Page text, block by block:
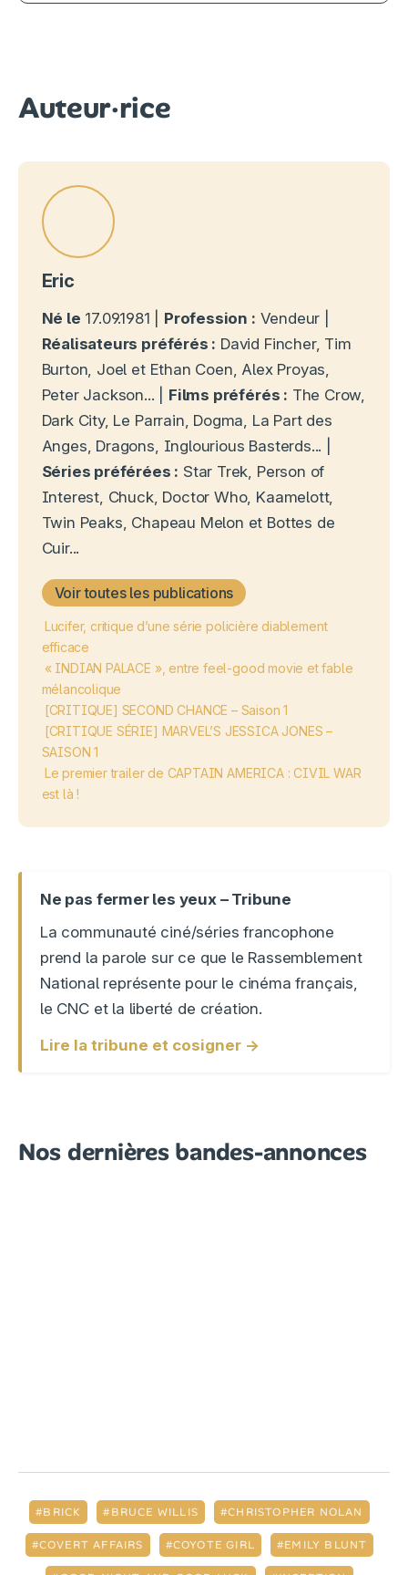
Auteur·rice
Eric
Né le 17.09.1981 | Profession : Vendeur |
Réalisateurs préférés : David Fincher, Tim
Burton, Joel et Ethan Coen, Alex Proyas,
Peter Jackson... | Films préférés : The Crow,
Dark City, Le Parrain, Dogma, La Part des
Anges, Dragons, Inglourious Basterds... |
Séries préférées : Star Trek, Person of
Interest, Chuck, Doctor Who, Kaamelott,
Twin Peaks, Chapeau Melon et Bottes de
Cuir...
Voir toutes les publications
Lucifer, critique d’une série policière diablement
efficace
« INDIAN PALACE », entre feel-good movie et fable
mélancolique
[CRITIQUE] SECOND CHANCE – Saison 1
[CRITIQUE SÉRIE] MARVEL’S JESSICA JONES –
SAISON 1
Le premier trailer de CAPTAIN AMERICA : CIVIL WAR
est là !
Ne pas fermer les yeux – Tribune
La communauté ciné/séries francophone
prend la parole sur ce que le Rassemblement
National représente pour le cinéma français,
le CNC et la liberté de création.
Lire la tribune et cosigner →
Nos dernières bandes-annonces
BRICK BRUCE WILLIS CHRISTOPHER NOLAN
COVERT AFFAIRS COYOTE GIRL EMILY BLUNT